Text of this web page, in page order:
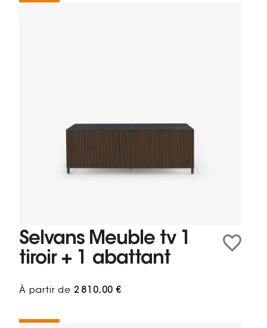
Selvans Meuble tv 1
tiroir + 1 abattant
À partir de 2 810,00 €